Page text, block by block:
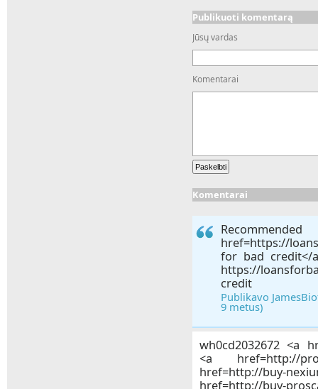
Publikuoti komentarą
Jūsų vardas
Komentarai
Komentarai
href=https://
for bad credit</
https://
credit
Publikavo
9 metus)
wh0cd2032672 <a
<a href=http://
href=http://buy-
href=http://buy-